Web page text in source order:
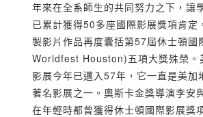
年來在全系師生的共同努力之下，讓
已累計獲得50多座國際影展獎項肯定
製影片作品再度囊括第57屆休士頓國
Worldfest Houston)五項大獎殊榮。
影展今年已邁入57年，它一直是美加
著名影展之一。奧斯卡金獎導演李安
在年輕時都曾獲得休士頓國際影展獎